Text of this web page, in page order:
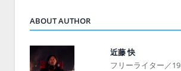
ABOUT AUTHOR
近藤 快
フリーライター／